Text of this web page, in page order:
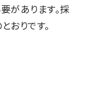
があります。採
おりです。